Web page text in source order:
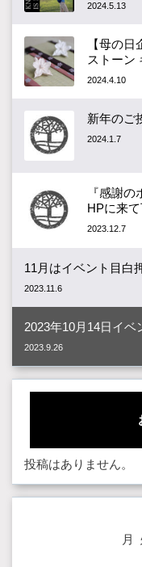
2024.5.13
【母の
ストーン
2024.4.10
新年のご
2024.1.7
『感謝
HPに来
2023.12.7
11月はイベント目白
2023.11.6
2023年10月14日イベ
2023.9.26
投稿はありません。
月